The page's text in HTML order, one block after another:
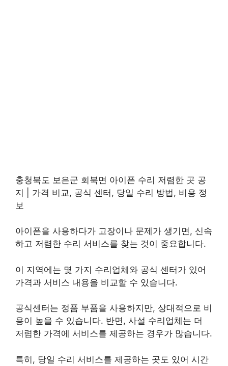
충청북도 보은군 회북면 아이폰 수리 저렴한 곳 공
지 | 가격 비교, 공식 센터, 당일 수리 방법, 비용 정
보
아이폰을 사용하다가 고장이나 문제가 생기면, 신속
하고 저렴한 수리 서비스를 찾는 것이 중요합니다.
이 지역에는 몇 가지 수리업체와 공식 센터가 있어
가격과 서비스 내용을 비교할 수 있습니다.
공식센터는 정품 부품을 사용하지만, 상대적으로 비
용이 높을 수 있습니다. 반면, 사설 수리업체는 더
저렴한 가격에 서비스를 제공하는 경우가 많습니다.
특히, 당일 수리 서비스를 제공하는 곳도 있어 시간